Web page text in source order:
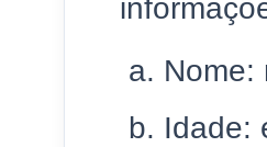
Nome:
Idade: